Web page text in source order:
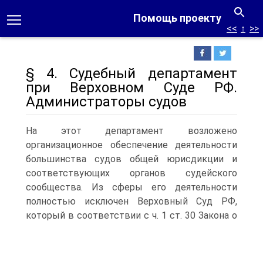
Помощь проекту
<< ↑ >>
§ 4. Судебный департамент
при Верховном Суде РФ.
Администраторы судов
На этот департамент возложено
организационное обеспечение деятельности
большинства судов общей юрисдикции и
соответствующих органов судейского
сообщества. Из сферы его деятельности
полностью исключен Верховный Суд РФ,
который в соответствии с ч. 1 ст. 30 Закона о